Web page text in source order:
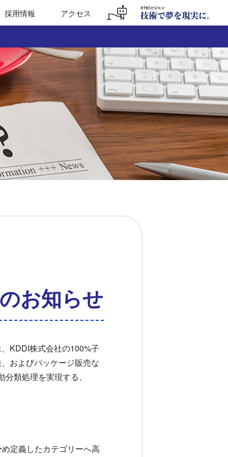
採用情報 アクセス
お知らせ
KDDI株式会社の100%子
およびパッケージ販売な
類処理を実現する、
定義したカテゴリーへ高